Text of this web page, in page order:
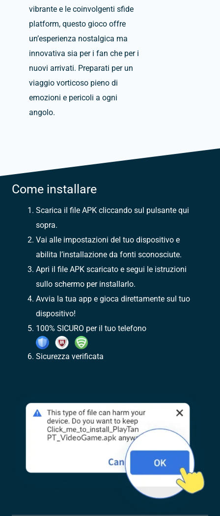
vibrante e le coinvolgenti sfide
platform, questo gioco offre
un’esperienza nostalgica ma
innovativa sia per i fan che per i
nuovi arrivati. Preparati per un
viaggio vorticoso pieno di
emozioni e pericoli a ogni
angolo.
Come installare
Scarica il file APK cliccando sul pulsante qui
sopra.
Vai alle impostazioni del tuo dispositivo e
abilita l’installazione da fonti sconosciute.
Apri il file APK scaricato e segui le istruzioni
sullo schermo per installarlo.
Avvia la tua app e gioca direttamente sul tuo
dispositivo!
100% SICURO per il tuo telefono
Sicurezza verificata